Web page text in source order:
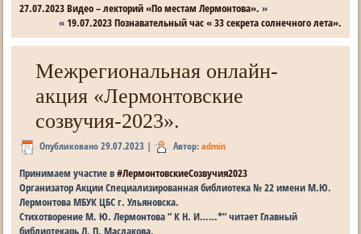
27.07.2023 Видео – лекторий «По местам Лермонтова». »
«19.07.2023 Познавательный час « 33 секрета солнечного лета».
Межрегиональная онлайн-
акция «Лермонтовские
созвучия-2023».
Опубликовано 29.07.2023 | Автор: admin
Принимаем участие в#ЛермонтовскиеСозвучия2023
Организатор Акции Специализированная библиотека № 22 имени М.Ю.
Лермонтова МБУК ЦБС г. Ульяновска.
Стихотворение М. Ю. Лермонтова ” К Н. И……*” читает Главный
библиотекарь Л. П. Маслакова.